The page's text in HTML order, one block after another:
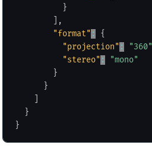
}
,
"format" :
{
"projection" : "360"
"stereo" :
"mono"
}
}
}
}